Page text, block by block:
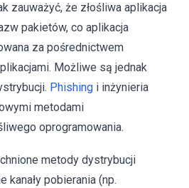
zauważyć, że złośliwa aplikacja
pakietów, co aplikacja
za pośrednictwem
Możliwe są jednak
Phishing i inżynieria
metodami
oprogramowania.
metody dystrybucji
kanały pobierania (np.